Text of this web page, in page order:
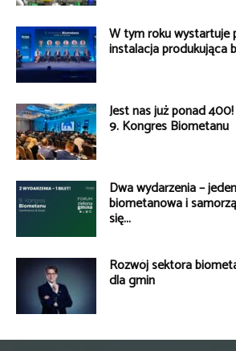
W tym roku wystartuje
instalacja produkująca
Jest nas już ponad
9. Kongres Biometanu
Dwa wydarzenia –
biometanowa i
się...
Rozwój sektora
dla gmin